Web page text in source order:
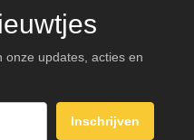
onze updates, acties en
Inschrijven